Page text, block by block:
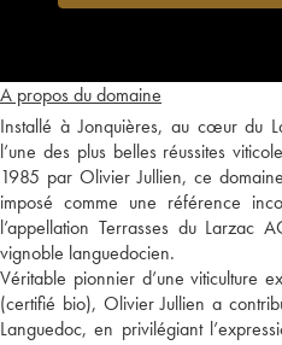
A propos du domaine
Installé à Jonquières, au cœur du
l’une des plus belles réussites
1985 par Olivier Jullien, ce
imposé comme une référence
l’appellation Terrasses du Larzac
vignoble languedocien.
Véritable pionnier d’une viticulture
(certifié bio), Olivier Jullien a
Languedoc, en privilégiant